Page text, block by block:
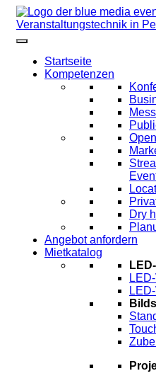
Startseite
Kompetenzen
Dry
Angebot anfordern
Mietkatalog